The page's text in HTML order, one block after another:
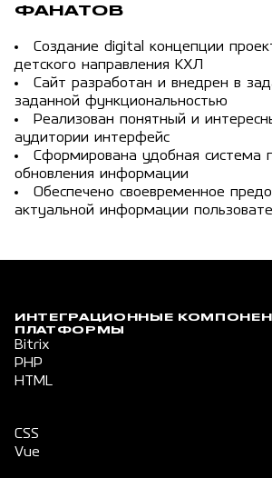
ФАНАТОВ
Создание digital концепции
детского направления КХЛ
Сайт разработан и внедрен в
заданной функциональностью
Реализован понятный и
аудитории интерфейс
Сформирована удобная система
обновления информации
Обеспечено своевременное
актуальной информации
ИНТЕГРАЦИОННЫЕ
ПЛАТФОРМЫ
Bitrix
PHP
HTML
CSS
Vue